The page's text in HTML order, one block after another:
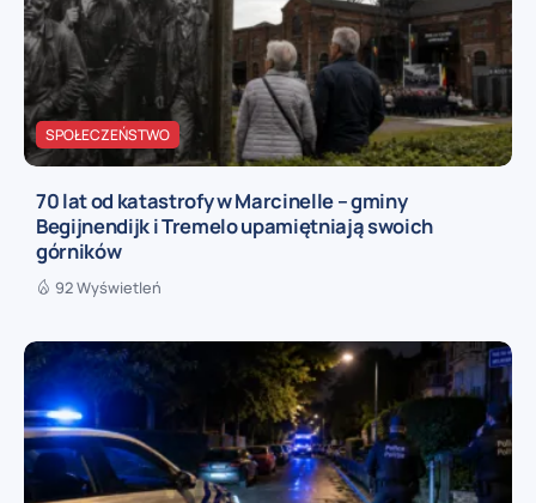
SPOŁECZEŃSTWO
70 lat od katastrofy w Marcinelle – gminy
Begijnendijk i Tremelo upamiętniają swoich
górników
92 Wyświetleń